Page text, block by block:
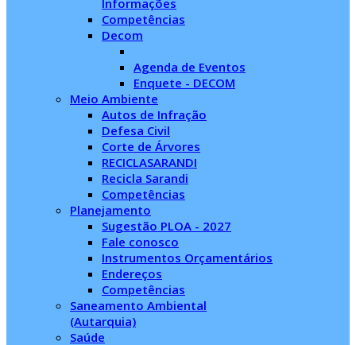
Informações
Competências
Decom
Agenda de Eventos
Enquete - DECOM
Meio Ambiente
Autos de Infração
Defesa Civil
Corte de Árvores
RECICLASARANDI
Recicla Sarandi
Competências
Planejamento
Sugestão PLOA - 2027
Fale conosco
Instrumentos Orçamentários
Endereços
Competências
Saneamento Ambiental
(Autarquia)
Saúde